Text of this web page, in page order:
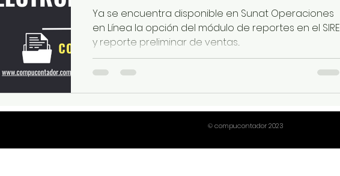
Ya se encuentra disponible en Sunat Operaciones
en Línea la opción del módulo de reportes en el SIRE
y reporte preliminar de ventas...
© compucontador 2023